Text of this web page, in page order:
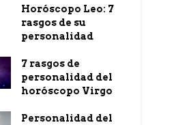
Horóscopo Leo: 7
rasgos de su
personalidad
7 rasgos de
personalidad del
horóscopo Virgo
Personalidad del